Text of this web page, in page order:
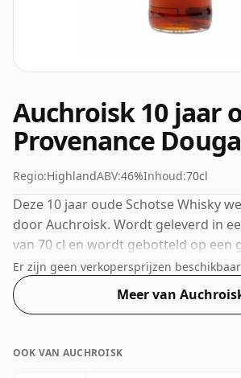
Auchroisk 10 jaar
Provenance
Regio:HighlandABV:46%Inhoud:70cl
Deze 10 jaar oude Schotse Whisky
door Auchroisk. Wordt geleverd in
van 70 cl en wordt gebotteld op een
alcoholpercentage van 46%.
Er zijn geen verkopersprijzen
Meer van
OOK VAN AUCHROISK